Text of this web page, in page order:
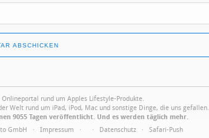
rund um Apples Lifestyle-Produkte.
Welt rund um iPad, iPod, Mac und sonstige Dinge, die uns gefallen.
9055 Tagen veröffentlicht. Und es werden täglich mehr.
GmbH · Impressum · · Datenschutz · Safari-Push